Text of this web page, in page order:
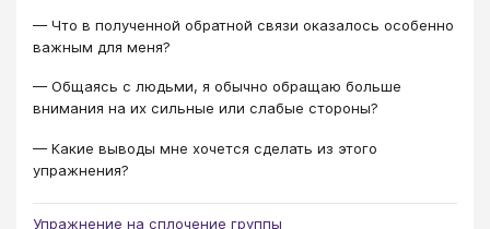
— Что в полученной обратной связи оказалось особенно
важным для меня?
— Общаясь с людьми, я обычно обращаю больше
внимания на их сильные или слабые стороны?
— Какие выводы мне хочется сделать из этого
упражнения?
Упражнение на сплочение группы